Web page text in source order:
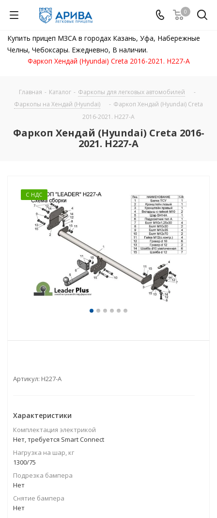
0
Купить прицеп МЗСА в городах Казань, Уфа, Набережные
Челны, Чебоксары. Ежедневно, В наличии.
Фаркоп Хендай (Hyundai) Creta 2016-2021. H227-A
Главная - Каталог - Фаркопы для легковых автомобилей
-
Фаркопы на Хендай (Hyundai)
- Фаркоп Хендай (Hyundai) Creta
2016-2021. H227-A
Фаркоп Хендай (Hyundai) Creta 2016-
2021. H227-A
С НДС
Артикул: H227-A
Характеристики
Комплектация электрикой
Нет, требуется Smart Connect
Нагрузка на шар, кг
1300/75
Подрезка бампера
Нет
Снятие бампера
Нет